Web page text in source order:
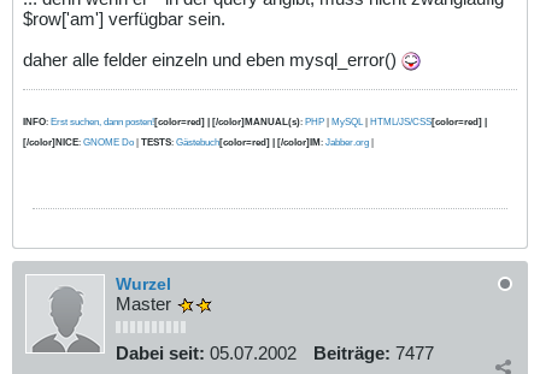
$row['am'] verfügbar sein.
daher alle felder einzeln und eben mysql_error()
INFO: Erst suchen, dann posten![color=red] | [/color]MANUAL(s): PHP MySQL| HTML/JS/CSS[color=red] |
[/color]NICE: GNOME Do TESTS: Gästebuch[color=red] | [/color]IM : Jabber.org
Wurzel
Master
Dabei seit: 05.07.2002 Beiträge: 7477